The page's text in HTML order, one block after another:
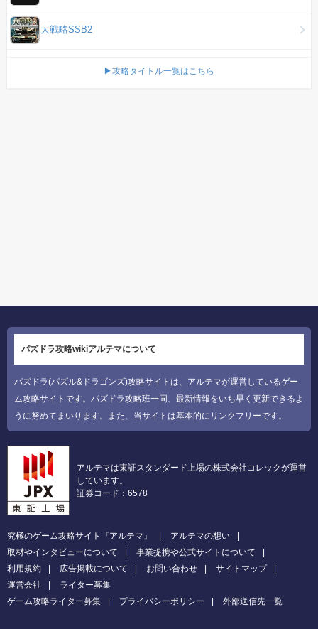
大戦略SSB2
▶攻略タイトル一覧はこちら
パズドラ攻略wikiアルテマについて
パズドラ(パズル&ドラゴンズ)攻略サイトは、アルテマが運営しているゲー
ム攻略サイトです。パズドラ攻略班一同、最新情報をいち早く更新できるよ
うに努めてまいります。また、当サイトは基本的にリンクフリーです。
アルテマは東証スタンダード上場の株式会社コレックが運営
しています。
証券コード：6578
究極のゲーム攻略サイト『アルテマ』
アルテマの想い
取材やインタビューについて
事業提携や公式サイトについて
利用規約
広告掲載について お問い合わせ
サイトマップ
運営会社
ライター募集
ゲーム攻略ライター募集
プライバシーポリシー 外部送信先一覧